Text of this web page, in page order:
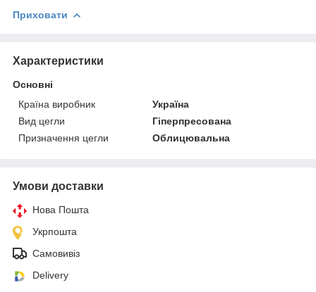
Приховати
Характеристики
Основні
Країна виробник
Україна
Вид цегли
Гіперпресована
Призначення цегли
Облицювальна
Умови доставки
Нова Пошта
Укрпошта
Самовивіз
Delivery